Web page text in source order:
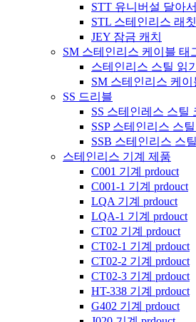
STT 유니버설 달아
STL 스테인리스 래
JEY 잠금 캐치
SM 스테인리스 케이블 태
스테인리스 스틸 읽
SM 스테인리스 케이
SS 드리블
SS 스테인레스 스틸
SSP 스테인리스 스
SSB 스테인리스 스
스테인리스 기계 제품
C001 기계 prdouct
C001-1 기계 prdouct
LQA 기계 prdouct
LQA-1 기계 prdouct
CT02 기계 prdouct
CT02-1 기계 prdouct
CT02-2 기계 prdouct
CT02-3 기계 prdouct
HT-338 기계 prdouct
G402 기계 prdouct